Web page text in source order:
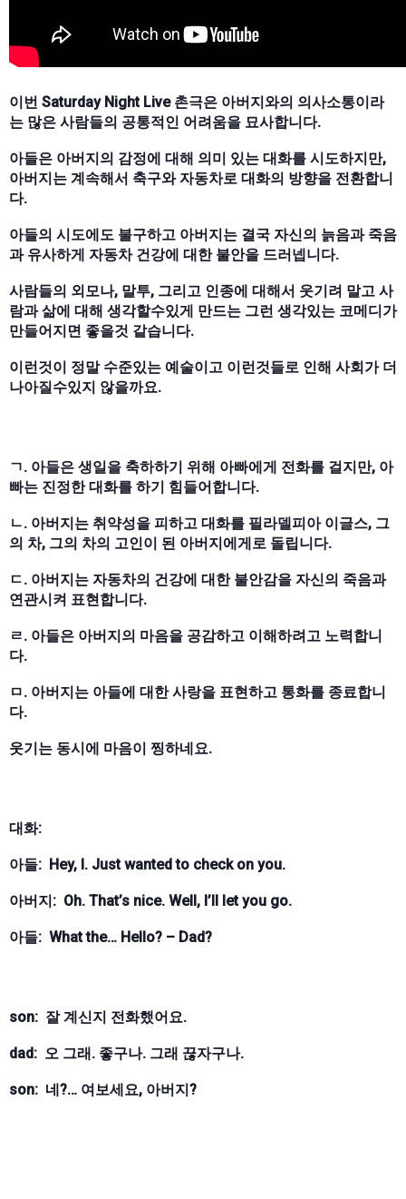
이번 Saturday Night Live 촌극은 아버지와의 의사소통이라
는 많은 사람들의 공통적인 어려움을 묘사합니다.
아들은 아버지의 감정에 대해 의미 있는 대화를 시도하지만,
아버지는 계속해서 축구와 자동차로 대화의 방향을 전환합니
다.
아들의 시도에도 불구하고 아버지는 결국 자신의 늙음과 죽음
과 유사하게 자동차 건강에 대한 불안을 드러넵니다.
사람들의 외모나, 말투, 그리고 인종에 대해서 웃기려 말고 사
람과 삶에 대해 생각할수있게 만드는 그런 생각있는 코메디가
만들어지면 좋을것 같습니다.
이런것이 정말 수준있는 예술이고 이런것들로 인해 사회가 더
나아질수있지 않을까요.
ㄱ. 아들은 생일을 축하하기 위해 아빠에게 전화를 걸지만, 아
빠는 진정한 대화를 하기 힘들어합니다.
ㄴ. 아버지는 취약성을 피하고 대화를 필라델피아 이글스, 그
의 차, 그의 차의 고인이 된 아버지에게로 돌립니다.
ㄷ. 아버지는 자동차의 건강에 대한 불안감을 자신의 죽음과
연관시켜 표현합니다.
ㄹ. 아들은 아버지의 마음을 공감하고 이해하려고 노력합니
다.
ㅁ. 아버지는 아들에 대한 사랑을 표현하고 통화를 종료합니
다.
웃기는 동시에 마음이 찡하네요.
대화:
아들: Hey, I. Just wanted to check on you.
아버지: Oh. That’s nice. Well, I’ll let you go.
아들: What the… Hello? – Dad?
son: 잘 계신지 전화했어요.
dad: 오 그래. 좋구나. 그래 끊자구나.
son: 네?… 여보세요, 아버지?